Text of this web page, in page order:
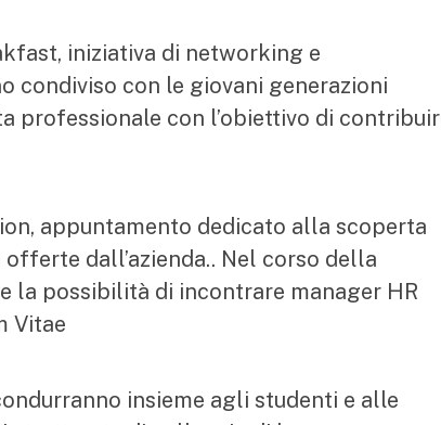
iniziativa di networking e
condiviso con le giovani generazioni
professionale con l’obiettivo di
appuntamento dedicato alla scoperta
dall’azienda.. Nel corso della
la possibilità di incontrare manager HR
Vitae
insieme agli studenti e alle